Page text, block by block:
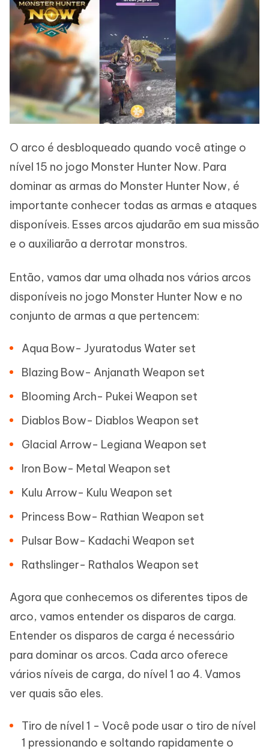
O arco é desbloqueado quando você atinge o
nível 15 no jogo Monster Hunter Now. Para
dominar as armas do Monster Hunter Now, é
importante conhecer todas as armas e ataques
disponíveis. Esses arcos ajudarão em sua missão
e o auxiliarão a derrotar monstros.
Então, vamos dar uma olhada nos vários arcos
disponíveis no jogo Monster Hunter Now e no
conjunto de armas a que pertencem:
Aqua Bow- Jyuratodus Water set
Blazing Bow- Anjanath Weapon set
Blooming Arch- Pukei Weapon set
Diablos Bow- Diablos Weapon set
Glacial Arrow- Legiana Weapon set
Iron Bow- Metal Weapon set
Kulu Arrow- Kulu Weapon set
Princess Bow- Rathian Weapon set
Pulsar Bow- Kadachi Weapon set
Rathslinger- Rathalos Weapon set
Agora que conhecemos os diferentes tipos de
arco, vamos entender os disparos de carga.
Entender os disparos de carga é necessário
para dominar os arcos. Cada arco oferece
vários níveis de carga, do nível 1 ao 4. Vamos
ver quais são eles.
Tiro de nível 1 - Você pode usar o tiro de nível
1 pressionando e soltando rapidamente o